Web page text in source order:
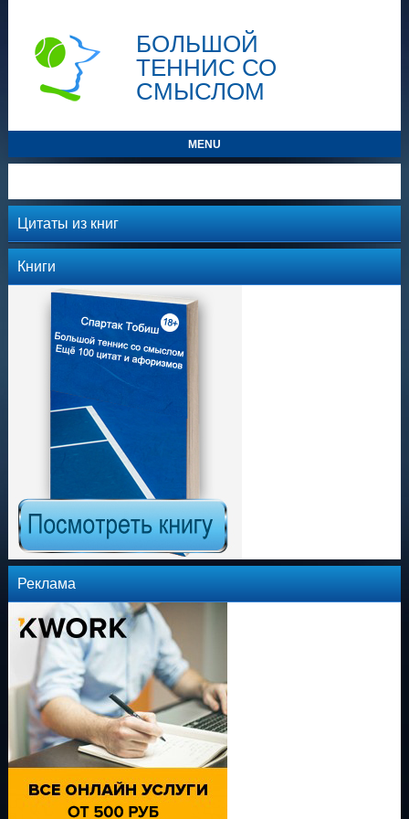
БОЛЬШОЙ
ТЕННИС СО
СМЫСЛОМ
MENU
Цитаты из книг
Книги
Реклама